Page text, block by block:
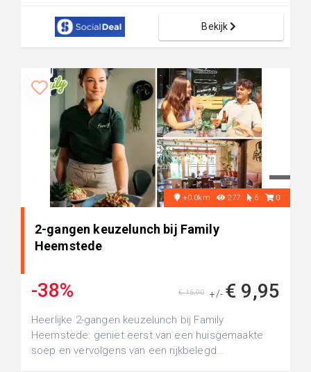
Bekijk
+0.0km 277 6 0
2-gangen keuzelunch bij Family
Heemstede
-38% +/- € 9,95
€ 15,90
Heerlijke 2-gangen keuzelunch bij Family
Heemstede: geniet eerst van een huisgemaakte
soep en vervolgens van een rijkbelegd...